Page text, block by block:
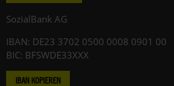
SozialBank AG
IBAN: DE23 3702 0500 0008 0901 00
BIC: BFSWDE33XXX
IBAN KOPIEREN